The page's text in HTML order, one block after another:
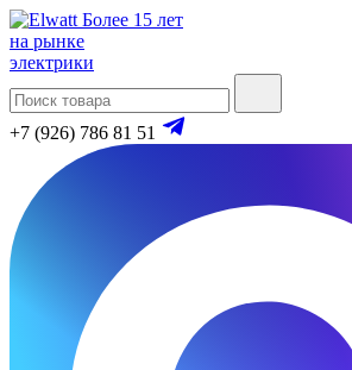
Более 15 лет
на рынке
электрики
+7 (926) 786 81 51